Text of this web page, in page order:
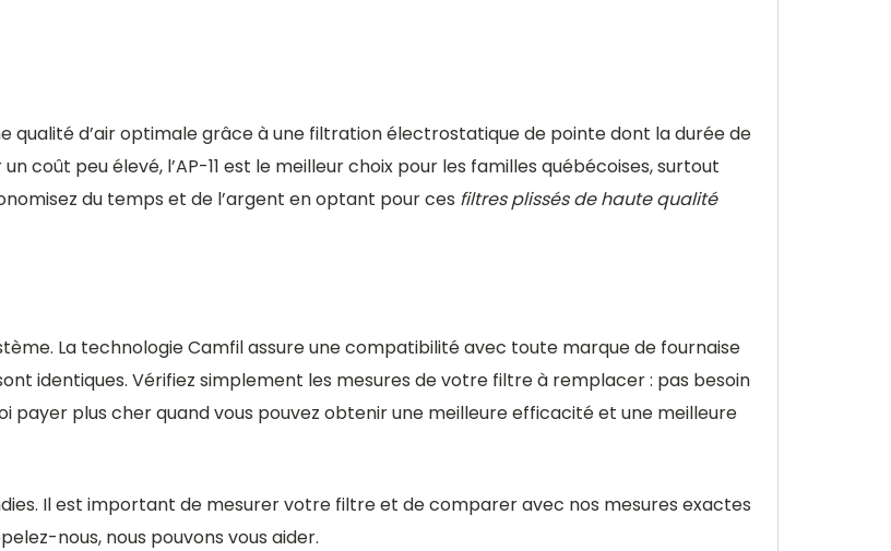
qualité d’air optimale grâce à une filtration électrostatique de pointe dont la durée de
coût peu élevé, l’AP-11 est le meilleur choix pour les familles québécoises, surtout
du temps et de l’argent en optant pour ces filtres plissés de haute qualité
La technologie Camfil assure une compatibilité avec toute marque de fournaise
identiques. Vérifiez simplement les mesures de votre filtre à remplacer : pas besoin
payer plus cher quand vous pouvez obtenir une meilleure efficacité et une meilleure
Il est important de mesurer votre filtre et de comparer avec nos mesures exactes
nous, nous pouvons vous aider.